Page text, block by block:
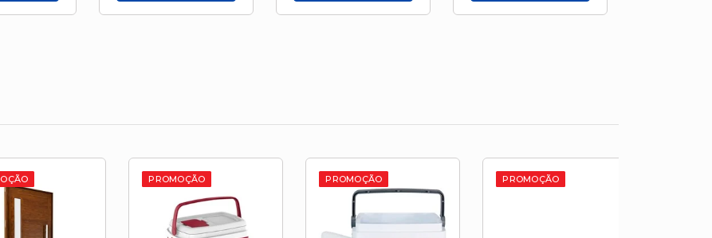
PROMOÇÃO PROMOÇÃO PROMOÇÃO